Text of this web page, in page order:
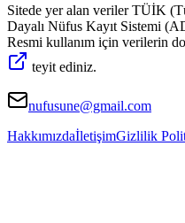
Sitede yer alan veriler TÜİK
Dayalı Nüfus Kayıt Sistemi
Resmi kullanım için verilerin
teyit ediniz.
nufusune@gmail.com
HakkımızdaİletişimGizlilik